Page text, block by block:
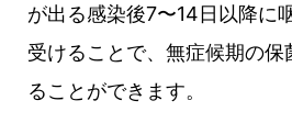
が出る感染後7〜14日以降に
受けることで、無症候期の
ることができます。